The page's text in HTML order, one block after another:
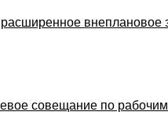
расширенное
совещание по